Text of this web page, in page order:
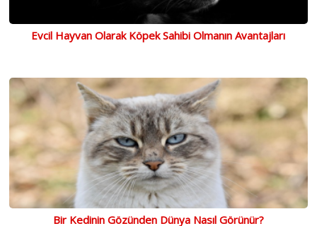
Evcil Hayvan Olarak Köpek Sahibi Olmanın Avantajları
Bir Kedinin Gözünden Dünya Nasıl Görünür?